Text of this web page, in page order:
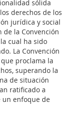
sólida
derechos de los
jurídica y social
la Convención
cual ha sido
La Convención
proclama la
superando la
de situación
ratificado a
un enfoque de